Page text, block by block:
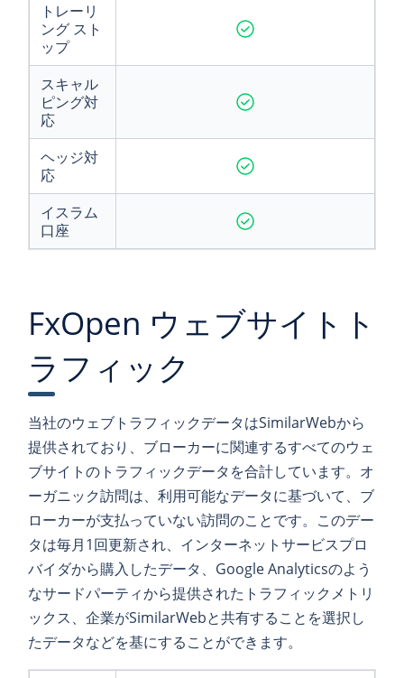
トレーリ
ング スト
ップ
スキャル
ピング対
応
ヘッジ対
応
イスラム
口座
FxOpen ウェブサイトト
ラフィック
当社のウェブトラフィックデータはSimilarWebから
提供されており、ブローカーに関連するすべてのウェ
ブサイトのトラフィックデータを合計しています。オ
ーガニック訪問は、利用可能なデータに基づいて、ブ
ローカーが支払っていない訪問のことです。このデー
タは毎月1回更新され、インターネットサービスプロ
バイダから購入したデータ、Google Analyticsのよう
なサードパーティから提供されたトラフィックメトリ
ックス、企業がSimilarWebと共有することを選択し
たデータなどを基にすることができます。